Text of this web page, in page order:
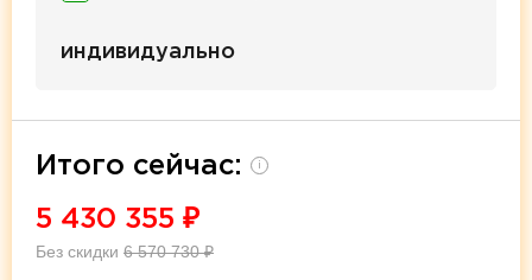
индивидуально
Итого сейчас: i
5 430 355 ₽
Без скидки 6 570 730₽